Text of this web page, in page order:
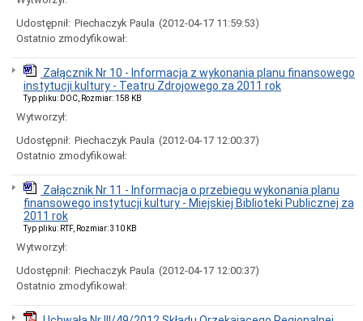
konsultacyjny
dla
Szczawna-
Zdroju
Decyzje
środowiskowe
osobiste
Dotacje
Działalność
gospodarcza
Gospodarka
komunalna
Gospodarka
Klauzule
Informacyjne
(RODO)
Udostępnił: Piechaczyk Paula (2012-04-17 11:59:53)
Ostatnio zmodyfikował:
Załącznik Nr 10 - Informacja z wykonania planu finansowego
instytucji kultury - Teatru Zdrojowego za 2011 rok
Typ pliku: DOC, Rozmiar: 158 KB
Wytworzył:
Udostępnił: Piechaczyk Paula (2012-04-17 12:00:37)
Ostatnio zmodyfikował:
Załącznik Nr 11 - Informacja o przebiegu wykonania planu
finansowego instytucji kultury - Miejskiej Biblioteki Publicznej za
2011 rok
Typ pliku: RTF, Rozmiar: 310 KB
Wytworzył:
Udostępnił: Piechaczyk Paula (2012-04-17 12:00:37)
Ostatnio zmodyfikował: